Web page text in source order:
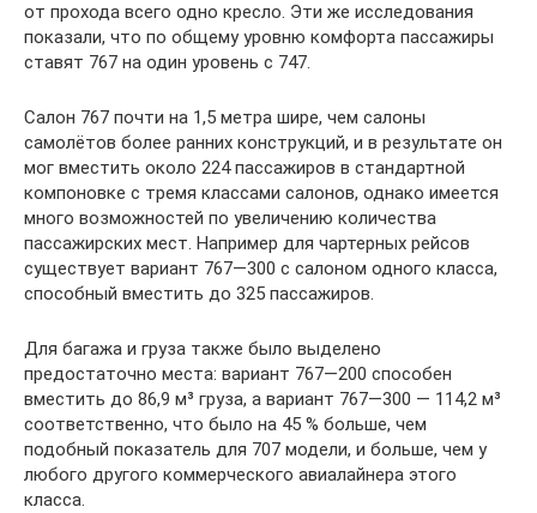
от прохода всего одно кресло. Эти же исследования
показали, что по общему уровню комфорта пассажиры
ставят 767 на один уровень с 747.
Салон 767 почти на 1,5 метра шире, чем салоны
самолётов более ранних конструкций, и в результате он
мог вместить около 224 пассажиров в стандартной
компоновке с тремя классами салонов, однако имеется
много возможностей по увеличению количества
пассажирских мест. Например для чартерных рейсов
существует вариант 767—300 с салоном одного класса,
способный вместить до 325 пассажиров.
Для багажа и груза также было выделено
предостаточно места: вариант 767—200 способен
вместить до 86,9 м³ груза, а вариант 767—300 — 114,2 м³
соответственно, что было на 45 % больше, чем
подобный показатель для 707 модели, и больше, чем у
любого другого коммерческого авиалайнера этого
класса.